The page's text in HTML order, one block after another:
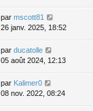
par mscott81
26 janv. 2025, 18:52
par ducatolle
05 août 2024, 12:13
par Kalimer0
08 nov. 2022, 08:24